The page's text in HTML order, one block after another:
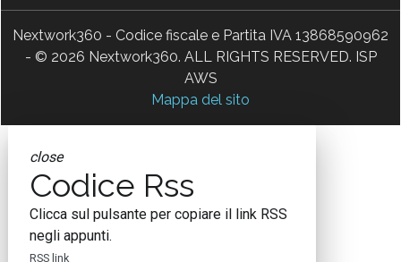
Nextwork360 - Codice fiscale e Partita IVA 13868590962
- © 2026 Nextwork360. ALL RIGHTS RESERVED. ISP
AWS
Mappa del sito
close
Codice Rss
Clicca sul pulsante per copiare il link RSS
negli appunti.
RSS link